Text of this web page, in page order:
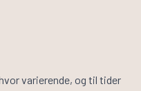
varierende, og til tider